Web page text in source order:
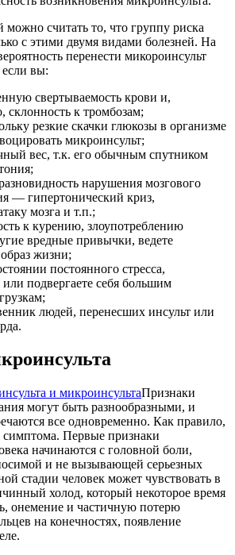
считать то, что группу риска
с этими двумя видами болезней. На
перенести микороинсульт
если вы:
свертываемость крови и,
склонность к тромбозам;
резкие скачки глюкозы в организме
микроинсульт;
вес, т.к. его обычным спутником
нарушения мозгового
— гипертонический криз,
мозга и т.п.;
к курению, злоупотреблению
вредные привычки, ведете
жизни;
постоянного стресса,
подвергаете себя большим
людей, перенесших инсульт или
Признаки
могут быть разнообразными, и
все одновременно. Как правило,
Первые признаки
начинаются с головной боли,
и не вызывающей серьезных
стадии человек может чувствовать в
холод, который некоторое время
онемение и частичную потерю
на конечностях, появление